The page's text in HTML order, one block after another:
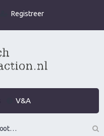
Registreer
V&A
Nederlands grootste Dutch Attraction, Lifestyle, Vrouwen versieren en Pick-Up (PUA) Forum